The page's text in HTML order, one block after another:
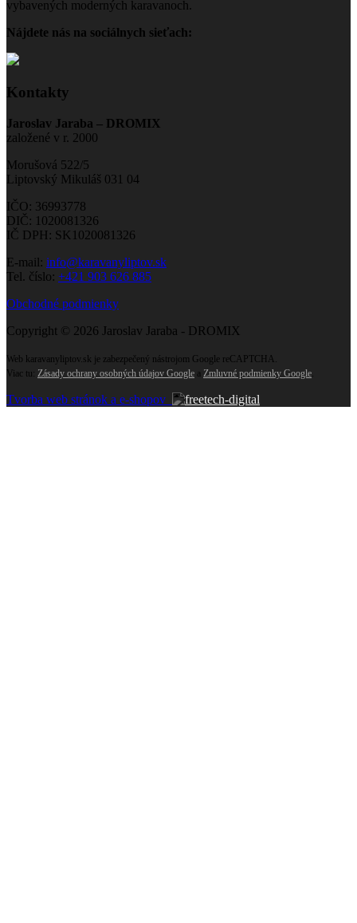
vybavených moderných karavanoch.
Nájdete nás na sociálnych sieťach:
Kontakty
Jaroslav Jaraba – DROMIX
založené v r. 2000
Morušová 522/5
Liptovský Mikuláš 031 04
IČO: 36993778
DIČ: 1020081326
IČ DPH: SK1020081326
E-mail: info@karavanyliptov.sk
Tel. číslo: +421 903 626 885
Obchodné podmienky
Copyright © 2026 Jaroslav Jaraba - DROMIX
Web karavanyliptov.sk je zabezpečený nástrojom Google reCAPTCHA.
Viac tu: Zásady ochrany osobných údajov Google a Zmluvné podmienky Google
Tvorba web stránok a e-shopov